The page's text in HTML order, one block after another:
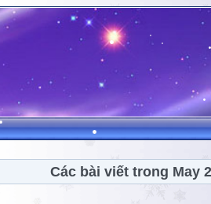
Các bài viết trong May